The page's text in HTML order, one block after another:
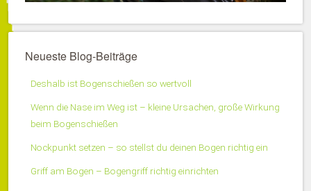
Neueste Blog-Beiträge
Deshalb ist Bogenschießen so wertvoll
Wenn die Nase im Weg ist – kleine Ursachen, große Wirkung
beim Bogenschießen
Nockpunkt setzen – so stellst du deinen Bogen richtig ein
Griff am Bogen – Bogengriff richtig einrichten